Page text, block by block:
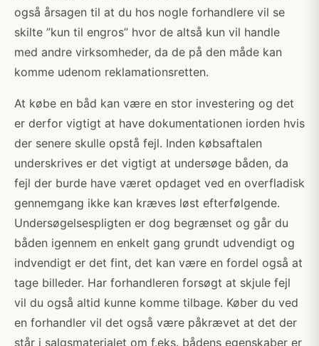
også årsagen til at du hos nogle forhandlere vil se
skilte ”kun til engros” hvor de altså kun vil handle
med andre virksomheder, da de på den måde kan
komme udenom reklamationsretten.
At købe en båd kan være en stor investering og det
er derfor vigtigt at have dokumentationen iorden hvis
der senere skulle opstå fejl. Inden købsaftalen
underskrives er det vigtigt at undersøge båden, da
fejl der burde have været opdaget ved en overfladisk
gennemgang ikke kan kræves løst efterfølgende.
Undersøgelsespligten er dog begrænset og går du
båden igennem en enkelt gang grundt udvendigt og
indvendigt er det fint, det kan være en fordel også at
tage billeder. Har forhandleren forsøgt at skjule fejl
vil du også altid kunne komme tilbage. Køber du ved
en forhandler vil det også være påkrævet at det der
står i salgsmaterialet om f.eks. bådens egenskaber er